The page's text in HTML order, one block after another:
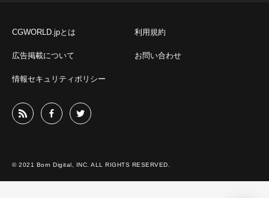
CGWORLD.jpとは 利用規約
広告掲載について お問い合わせ
情報セキュリティポリシー
© 2021 Born Digital, INC. ALL RIGHTS RESERVED.